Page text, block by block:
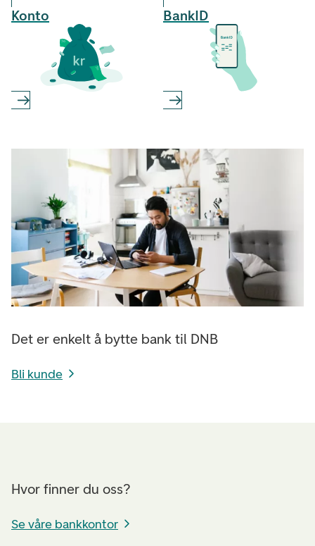
Konto BankID
Det er enkelt å bytte bank til DNB
Bli kunde
Hvor finner du oss?
Se våre bankkontor